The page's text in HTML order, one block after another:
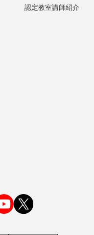
認定教室講師紹介